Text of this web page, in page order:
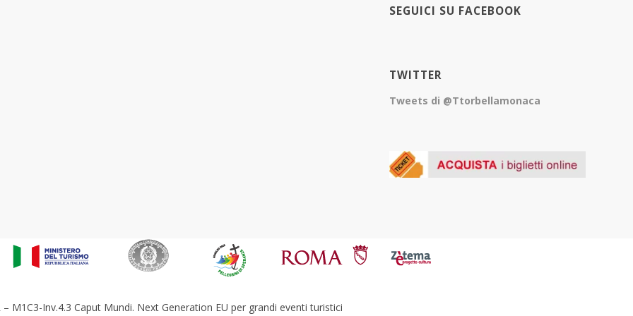
SEGUICI SU FACEBOOK
TWITTER
Tweets di @Ttorbellamonaca
– M1C3-Inv.4.3 Caput Mundi. Next Generation EU per grandi eventi turistici